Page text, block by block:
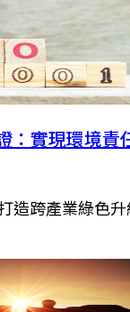
：實現環境責
造跨產業綠色